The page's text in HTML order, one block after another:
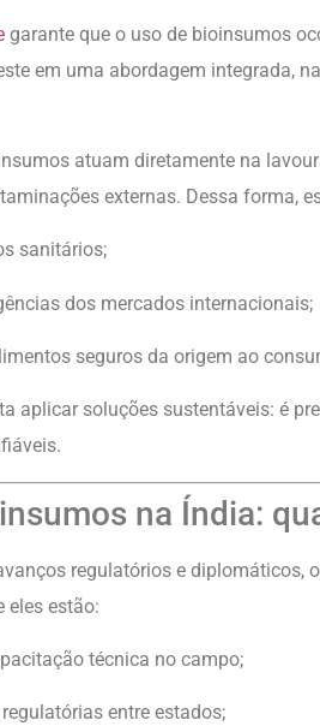
garante que o uso de bioinsumos
em uma abordagem integrada,
atuam diretamente na
externas. Dessa forma,
sanitários;
dos mercados internacionais;
seguros da origem ao
aplicar soluções sustentáveis: é
na Índia:
regulatórios e diplomáticos,
eles estão:
técnica no campo;
entre estados;